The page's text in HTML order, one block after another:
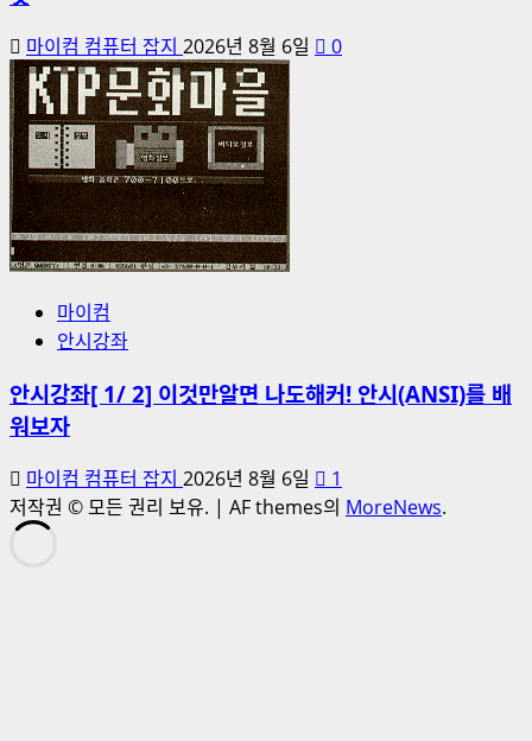
마이컴 컴퓨터 잡지 2026년 8월 6일 0
마이컴
안시강좌
안시강좌[ 1/ 2] 이것만알면 나도해커! 안시(ANSI)를 배
워보자
마이컴 컴퓨터 잡지 2026년 8월 6일
1
저작권 © 모든 권리 보유. | AF themes의 MoreNews.